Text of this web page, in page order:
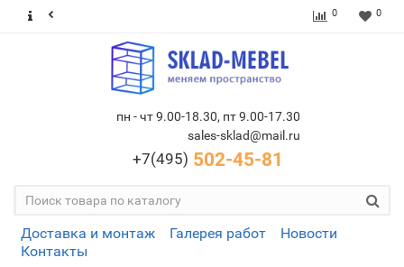
0 0
пн - чт 9.00-18.30, пт 9.00-17.30
sales-sklad@mail.ru
+7(495) 502-45-81
Доставка и монтаж Галерея работ
Новости
Контакты